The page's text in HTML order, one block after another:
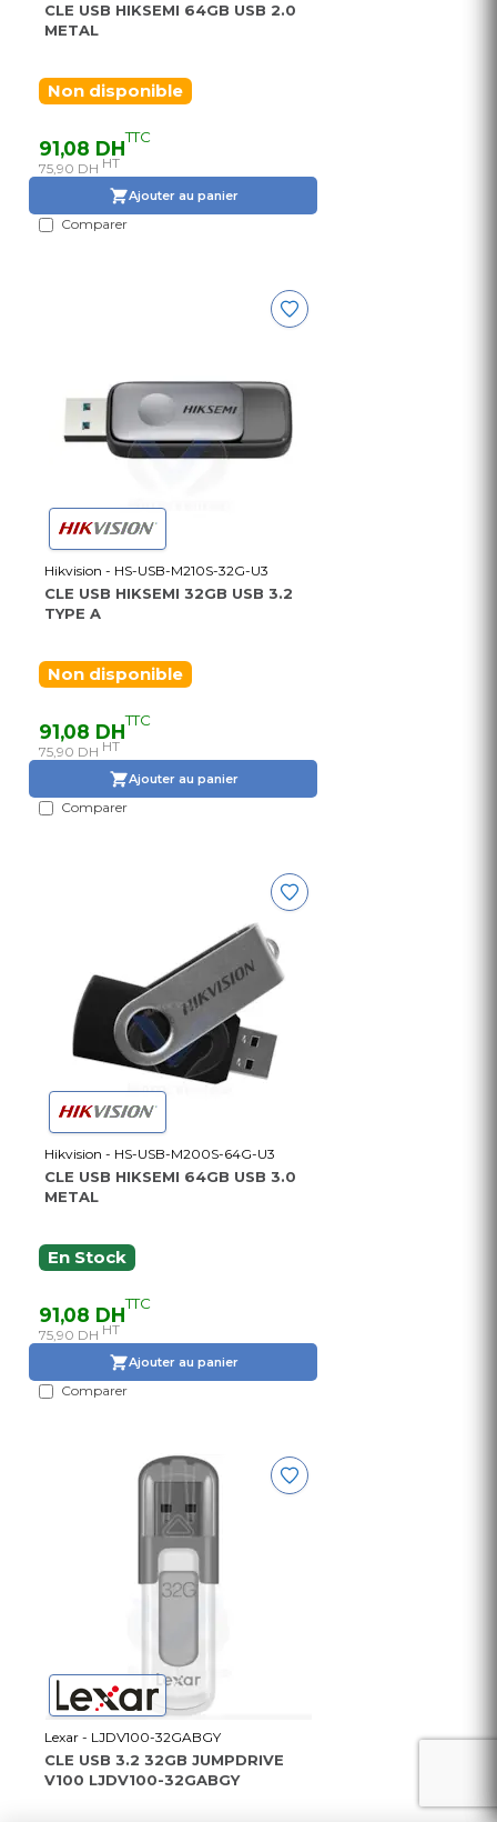
CLE USB HIKSEMI 64GB USB 2.0
METAL
Non disponible
91,08 DHTTC
75,90 DH HT
Ajouter au panier
Comparer
Hikvision - HS-USB-M210S-32G-U3
CLE USB HIKSEMI 32GB USB 3.2
TYPE A
Non disponible
91,08 DHTTC
75,90 DH HT
Ajouter au panier
Comparer
Hikvision - HS-USB-M200S-64G-U3
CLE USB HIKSEMI 64GB USB 3.0
METAL
En Stock
91,08 DHTTC
75,90 DH HT
Ajouter au panier
Comparer
Lexar - LJDV100-32GABGY
CLE USB 3.2 32GB JUMPDRIVE
V100 LJDV100-32GABGY